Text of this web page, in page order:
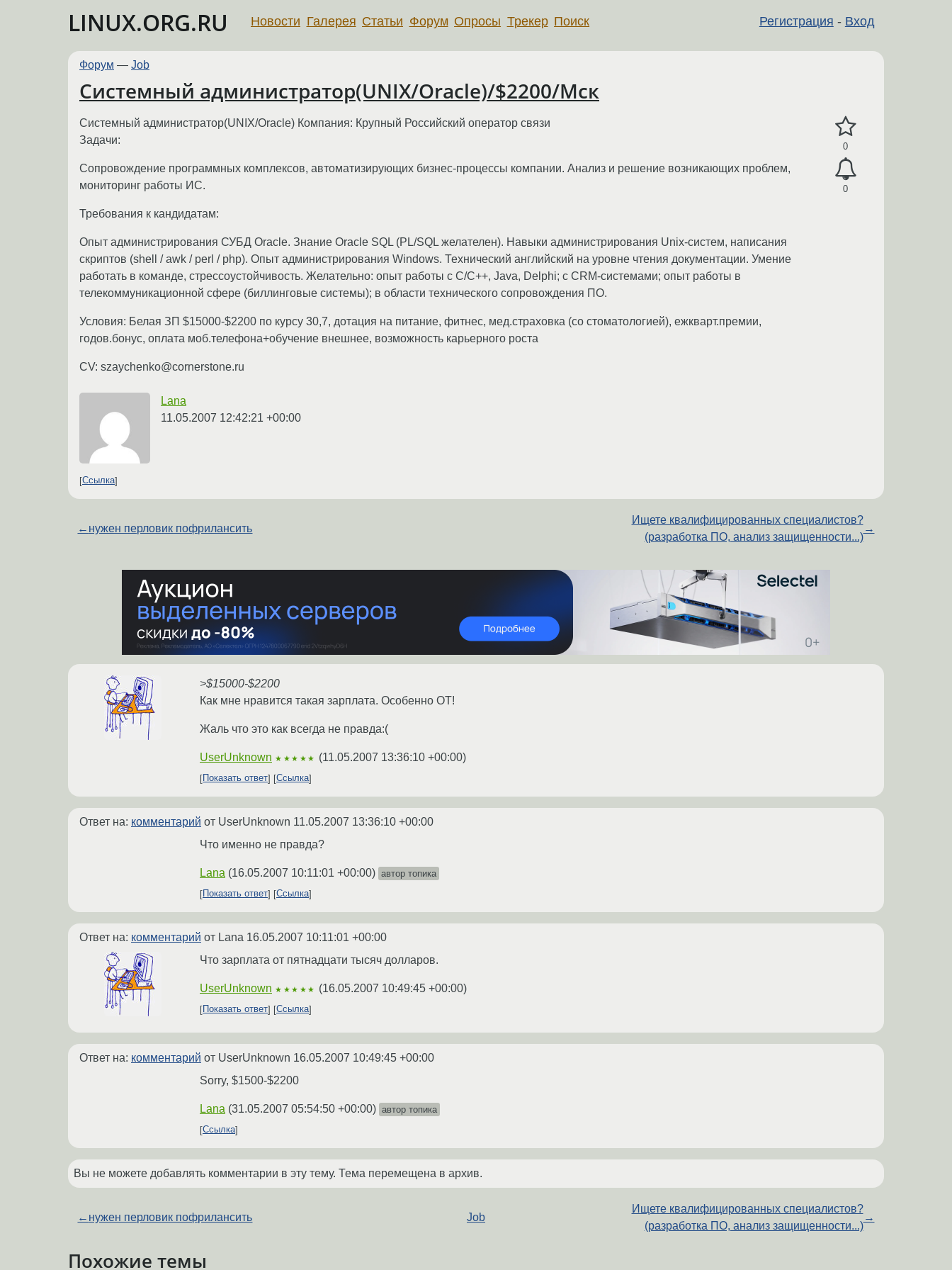
LINUX.ORG.RU Регистрация - Вход
Новости Галерея Статьи Форум Опросы Трекер Поиск
Форум — Job
Системный администратор(UNIX/Oracle)/$2200/Мск
0
0
Системный администратор(UNIX/Oracle) Компания: Крупный Российский оператор связи
Задачи:
Сопровождение программных комплексов, автоматизирующих бизнес-процессы компании. Анализ и решение возникающих проблем,
мониторинг работы ИС.
Требования к кандидатам:
Опыт администрирования СУБД Oracle. Знание Oracle SQL (PL/SQL желателен). Навыки администрирования Unix-систем, написания
скриптов (shell / awk / perl / php). Опыт администрирования Windows. Технический английский на уровне чтения документации. Умение
работать в команде, стрессоустойчивость. Желательно: опыт работы c C/C++, Java, Delphi; с СRМ-системами; опыт работы в
телекоммуникационной сфере (биллинговые системы); в области технического сопровождения ПО.
Условия: Белая ЗП $15000-$2200 по курсу 30,7, дотация на питание, фитнес, мед.страховка (со стоматологией), ежкварт.премии,
годов.бонус, оплата моб.телефона+обучение внешнее, возможность карьерного роста
CV: szaychenko@cornerstone.ru
Lana
11.05.2007 12:42:21 +00:00
Ссылка
← нужен перловик пофрилансить
Ищете квалифицированных специалистов?
(разработка ПО, анализ защищенности...)
→
>$15000-$2200
Как мне нравится такая зарплата. Особенно ОТ!
Жаль что это как всегда не правда:(
UserUnknown ★★★★★ (11.05.2007 13:36:10 +00:00)
Показать ответ Ссылка
Ответ на: комментарий от UserUnknown 11.05.2007 13:36:10 +00:00
Что именно не правда?
Lana (16.05.2007 10:11:01 +00:00) автор топика
Показать ответ
Ссылка
Ответ на: комментарий от Lana 16.05.2007 10:11:01 +00:00
Что зарплата от пятнадцати тысяч долларов.
UserUnknown ★★★★★ (16.05.2007 10:49:45 +00:00)
Показать ответ Ссылка
Ответ на: комментарий от UserUnknown 16.05.2007 10:49:45 +00:00
Sorry, $1500-$2200
Lana (31.05.2007 05:54:50 +00:00) автор топика
Ссылка
Вы не можете добавлять комментарии в эту тему. Тема перемещена в архив.
← нужен перловик пофрилансить Job
Ищете квалифицированных специалистов?
(разработка ПО, анализ защищенности...)
→
Похожие темы